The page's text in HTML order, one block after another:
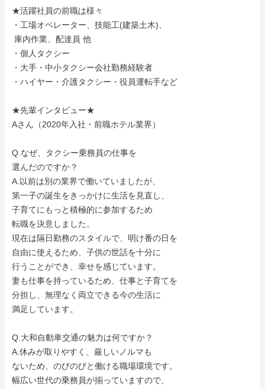
★活躍社員の前職は様々
・工場オペレーター、技能工(建築土木)、
・個人タクシー
・大手・中小タクシー会社勤務経験者
・ハイヤー・介護タクシー・役員運転手など
★先輩インタビュー★
Aさん（2020年入社・前職ホテル業界）
Q.なぜ、タクシー乗務員の仕事を
選んだのですか？
A.以前は別の業界で働いていましたが、
第一子の誕生をきっかけに生活を見直し、
子育てにもっと積極的に参加するため
転職を決意しました。
現在は隔日勤務のスタイルで、明け番の日を
自由に使えるため、子供の世話を十分に
行うことができ、幸せを感じています。
妻も仕事を持っているため、仕事と子育てを
分担し、無理なく両立できる今の生活に
満足しています。
Q.大和自動車交通の魅力は何ですか？
A.休みが取りやすく、厳しいノルマも
ないため、のびのびと働ける職場環境です。
幅広い世代の乗務員が揃っていますので、